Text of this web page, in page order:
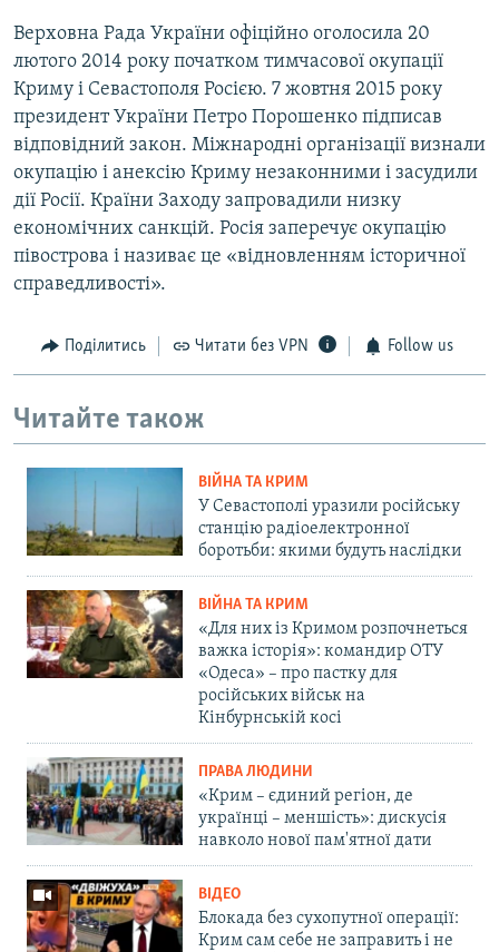
Верховна Рада України офіційно оголосила 20
лютого 2014 року початком тимчасової окупації
Криму і Севастополя Росією. 7 жовтня 2015 року
президент України Петро Порошенко підписав
відповідний закон. Міжнародні організації визнали
окупацію і анексію Криму незаконними і засудили
дії Росії. Країни Заходу запровадили низку
економічних санкцій. Росія заперечує окупацію
півострова і називає це «відновленням історичної
справедливості».
Поділитись Читати без VPN Follow us
Читайте також
ВІЙНА ТА КРИМ
У Севастополі уразили російську
станцію радіоелектронної
боротьби: якими будуть наслідки
ВІЙНА ТА КРИМ
«Для них із Кримом розпочнеться
важка історія»: командир ОТУ
«Одеса» – про пастку для
російських військ на
Кінбурнській косі
ПРАВА ЛЮДИНИ
«Крим – єдиний регіон, де
українці – меншість»: дискусія
навколо нової пам'ятної дати
ВІДЕО
Блокада без сухопутної операції:
Крим сам себе не заправить і не